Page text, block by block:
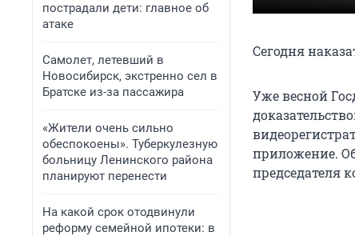
пострадали дети: главное об
атаке
Самолет, летевший в
Новосибирск, экстренно сел в
Братске из-за пассажира
«Жители очень сильно
обеспокоены». Туберкулезную
больницу Ленинского района
планируют перенести
На какой срок отодвинули
реформу семейной ипотеки: в
Сегодня
Уже весной
приложение.
председателя